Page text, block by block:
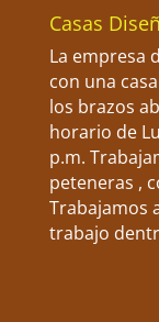
Casas
La empresa
con una
los brazos
horario de
p.m.
peteneras ,
Trabajamos
trabajo